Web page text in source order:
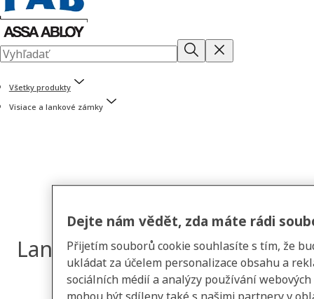
Všetky produkty
Visiace a lankové zámky
Lankové
Dejte nám vědět, zda máte rádi
Přijetím souborů cookie souhlasíte s tím, že
ukládat za účelem personalizace obsahu a
sociálních médií a analýzy používání